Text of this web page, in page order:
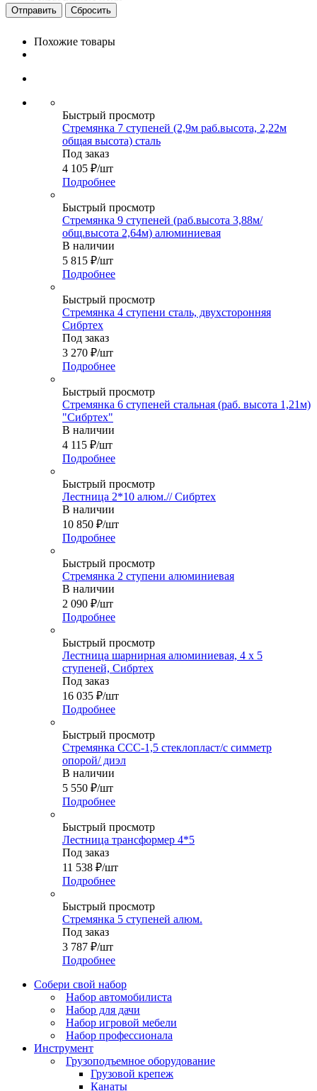
Сбросить
Похожие товары
Быстрый просмотр
Стремянка 7 ступеней (2,9м раб.высота, 2,22м
общая высота) сталь
Под заказ
4 105 ₽/шт
Подробнее
Быстрый просмотр
Стремянка 9 ступеней (раб.высота 3,88м/
общ.высота 2,64м) алюминиевая
В наличии
5 815 ₽/шт
Подробнее
Быстрый просмотр
Стремянка 4 ступени сталь, двухсторонняя
Сибртех
Под заказ
3 270 ₽/шт
Подробнее
Быстрый просмотр
Стремянка 6 ступеней стальная (раб. высота 1,21м)
"Сибртех"
В наличии
4 115 ₽/шт
Подробнее
Быстрый просмотр
Лестница 2*10 алюм.// Сибртех
В наличии
10 850 ₽/шт
Подробнее
Быстрый просмотр
Стремянка 2 ступени алюминиевая
В наличии
2 090 ₽/шт
Подробнее
Быстрый просмотр
Лестница шарнирная алюминиевая, 4 х 5
ступеней, Сибртех
Под заказ
16 035 ₽/шт
Подробнее
Быстрый просмотр
Стремянка ССС-1,5 стеклопласт/с симметр
опорой/ диэл
В наличии
5 550 ₽/шт
Подробнее
Быстрый просмотр
Лестница трансформер 4*5
Под заказ
11 538 ₽/шт
Подробнее
Быстрый просмотр
Стремянка 5 ступеней алюм.
Под заказ
3 787 ₽/шт
Подробнее
Собери свой набор
Набор автомобилиста
Набор для дачи
Набор игровой мебели
Набор профессионала
Инструмент
Грузоподъемное оборудование
Грузовой крепеж
Канаты